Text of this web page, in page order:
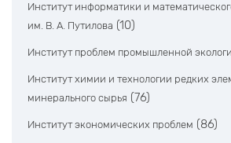
Институт информатики и
им. В. А. Путилова (10)
Институт проблем промышленной
Институт химии и технологии редких
минерального сырья (76)
Институт экономических проблем (86)